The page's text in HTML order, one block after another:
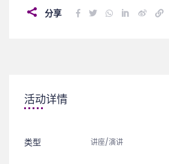
分享
活动详情
类型 讲座/演讲